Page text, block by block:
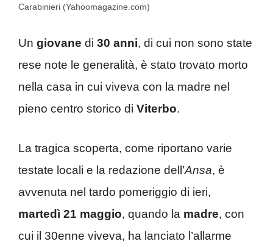
Carabinieri (Yahoomagazine.com)
Un giovane di 30 anni, di cui non sono state
rese note le generalità, è stato trovato morto
nella casa in cui viveva con la madre nel
pieno centro storico di Viterbo.
La tragica scoperta, come riportano varie
testate locali e la redazione dell’Ansa, è
avvenuta nel tardo pomeriggio di ieri,
martedì 21 maggio, quando la madre, con
cui il 30enne viveva, ha lanciato l’allarme